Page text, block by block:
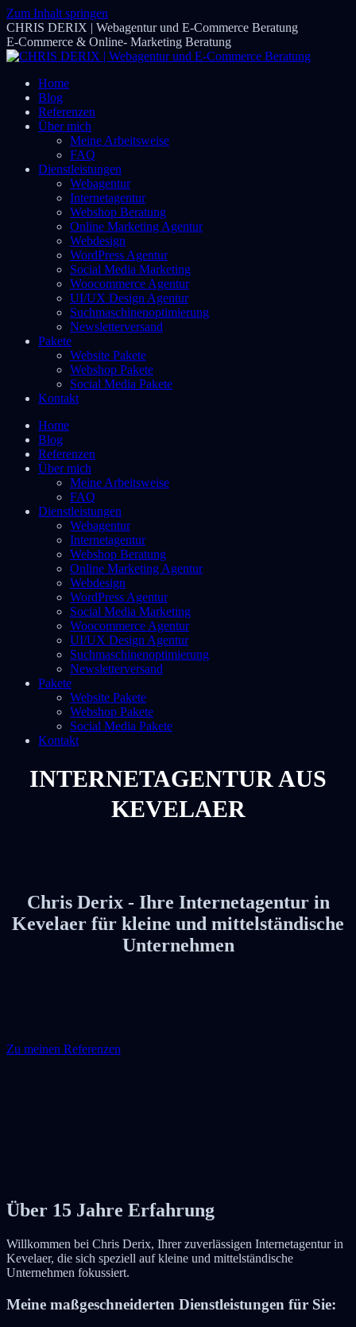
Zum Inhalt springen
CHRIS DERIX | Webagentur und E-Commerce Beratung
E-Commerce & Online- Marketing Beratung
Home
Blog
Referenzen
Über mich
Meine Arbeitsweise
FAQ
Dienstleistungen
Webagentur
Internetagentur
Webshop Beratung
Online Marketing Agentur
Webdesign
WordPress Agentur
Social Media Marketing
Woocommerce Agentur
UI/UX Design Agentur
Suchmaschinenoptimierung
Newsletterversand
Pakete
Website Pakete
Webshop Pakete
Social Media Pakete
Kontakt
Home
Blog
Referenzen
Über mich
Meine Arbeitsweise
FAQ
Dienstleistungen
Webagentur
Internetagentur
Webshop Beratung
Online Marketing Agentur
Webdesign
WordPress Agentur
Social Media Marketing
Woocommerce Agentur
UI/UX Design Agentur
Suchmaschinenoptimierung
Newsletterversand
Pakete
Website Pakete
Webshop Pakete
Social Media Pakete
Kontakt
INTERNETAGENTUR AUS
KEVELAER
Chris Derix - Ihre Internetagentur in
Kevelaer für kleine und mittelständische
Unternehmen
Zu meinen Referenzen
Über 15 Jahre Erfahrung
Willkommen bei Chris Derix, Ihrer zuverlässigen Internetagentur in
Kevelaer, die sich speziell auf kleine und mittelständische
Unternehmen fokussiert.
Meine maßgeschneiderten Dienstleistungen für Sie: